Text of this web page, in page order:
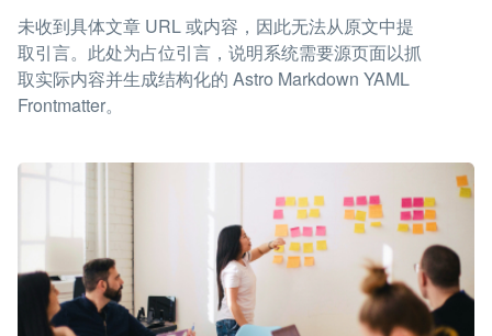
未收到具体文章 URL 或内容，因此无法从原文中提
取引言。此处为占位引言，说明系统需要源页面以抓
取实际内容并生成结构化的 Astro Markdown YAML
Frontmatter。